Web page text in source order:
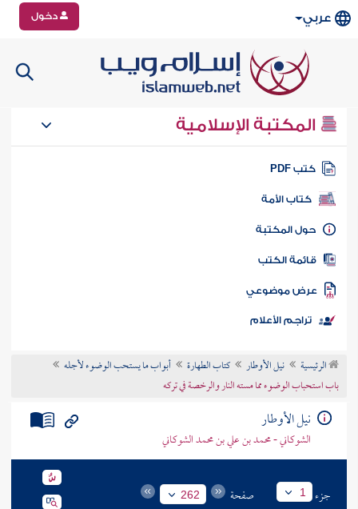
عربي دخول
المكتبة الإسلامية
كتب PDF
كتاب الأمة
المكتبة
الكتب
موضوعي
تراجم الأعلام
الرئيسية نيل الأوطار كتاب الطهارة
أبواب ما يستحب الوضوء لأجله
باب استحباب الوضوء مما مسته النار والرخصة في تركه
نيل الأوطار
الشوكاني - محمد بن علي بن محمد الشوكاني
جزء 1 صفحة 262